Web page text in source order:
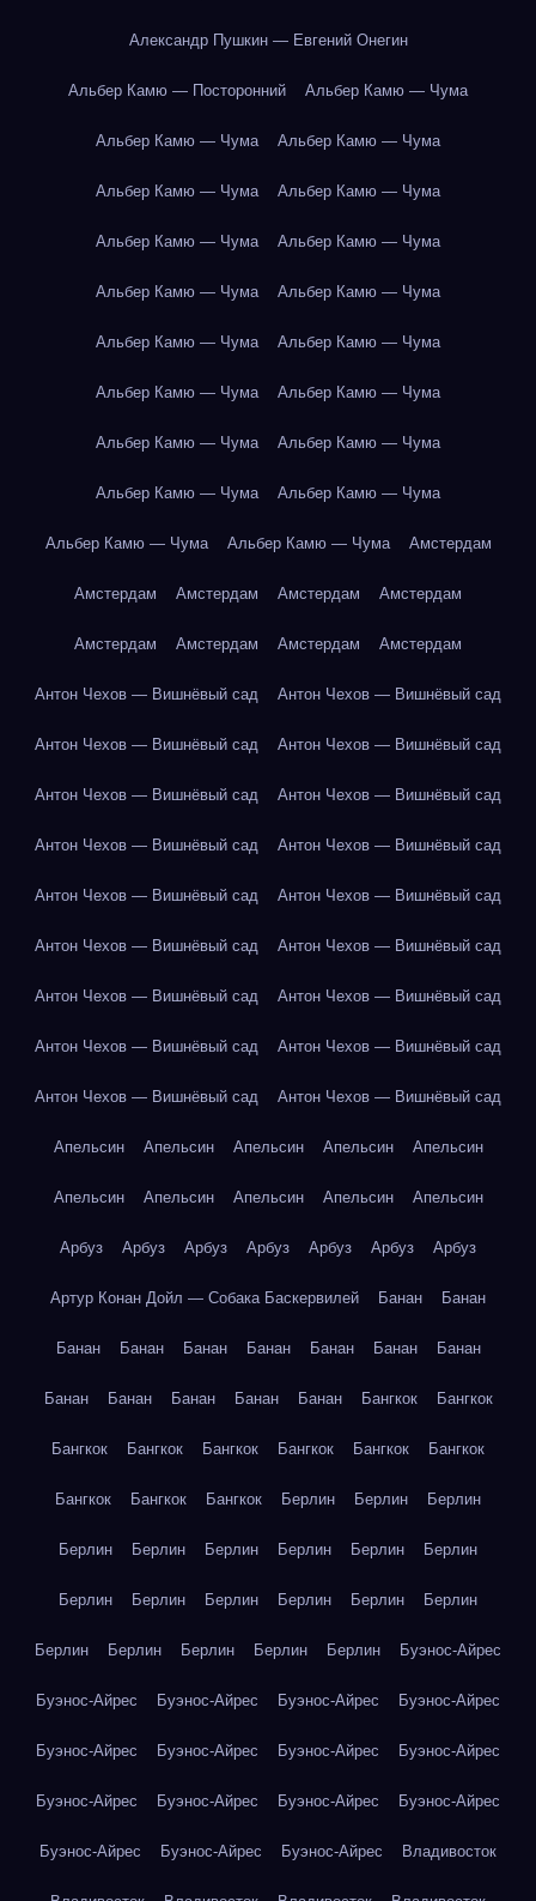
Александр Пушкин — Евгений Онегин
Альбер Камю — Посторонний Альбер Камю — Чума
Альбер Камю — Чума Альбер Камю — Чума
Альбер Камю — Чума Альбер Камю — Чума
Альбер Камю — Чума Альбер Камю — Чума
Альбер Камю — Чума Альбер Камю — Чума
Альбер Камю — Чума Альбер Камю — Чума
Альбер Камю — Чума Альбер Камю — Чума
Альбер Камю — Чума Альбер Камю — Чума
Альбер Камю — Чума Альбер Камю — Чума
Альбер Камю — Чума Альбер Камю — Чума Амстердам
Амстердам Амстердам Амстердам Амстердам
Амстердам Амстердам Амстердам Амстердам
Антон Чехов — Вишнёвый сад Антон Чехов — Вишнёвый сад
Антон Чехов — Вишнёвый сад Антон Чехов — Вишнёвый сад
Антон Чехов — Вишнёвый сад Антон Чехов — Вишнёвый сад
Антон Чехов — Вишнёвый сад Антон Чехов — Вишнёвый сад
Антон Чехов — Вишнёвый сад Антон Чехов — Вишнёвый сад
Антон Чехов — Вишнёвый сад Антон Чехов — Вишнёвый сад
Антон Чехов — Вишнёвый сад Антон Чехов — Вишнёвый сад
Антон Чехов — Вишнёвый сад Антон Чехов — Вишнёвый сад
Антон Чехов — Вишнёвый сад Антон Чехов — Вишнёвый сад
Апельсин Апельсин Апельсин Апельсин Апельсин
Апельсин Апельсин Апельсин Апельсин Апельсин
Арбуз Арбуз Арбуз Арбуз Арбуз Арбуз Арбуз
Артур Конан Дойл — Собака Баскервилей Банан Банан
Банан Банан Банан Банан Банан Банан Банан
Банан Банан Банан Банан Банан Бангкок Бангкок
Бангкок Бангкок Бангкок Бангкок Бангкок Бангкок
Бангкок Бангкок Бангкок Берлин Берлин Берлин
Берлин Берлин Берлин Берлин Берлин Берлин
Берлин Берлин Берлин Берлин Берлин Берлин
Берлин Берлин Берлин Берлин Берлин Буэнос-Айрес
Буэнос-Айрес Буэнос-Айрес Буэнос-Айрес Буэнос-Айрес
Буэнос-Айрес Буэнос-Айрес Буэнос-Айрес Буэнос-Айрес
Буэнос-Айрес Буэнос-Айрес Буэнос-Айрес Буэнос-Айрес
Буэнос-Айрес Буэнос-Айрес Буэнос-Айрес Владивосток